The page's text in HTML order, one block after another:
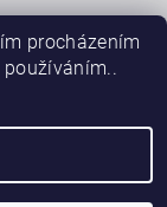
procházením